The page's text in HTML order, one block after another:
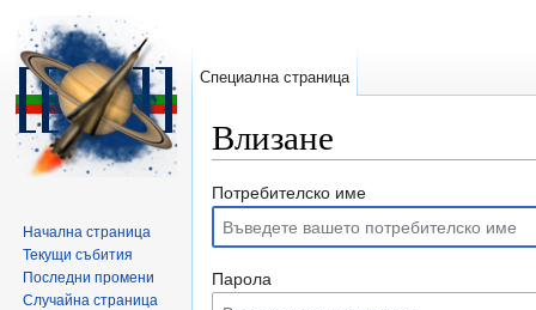
Влизане
Потребителско име
Парола
Специална страница
Начална страница
Текущи събития
Последни промени
Случайна страница